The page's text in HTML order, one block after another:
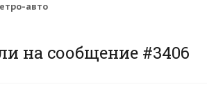
авто
на сообщение #3406